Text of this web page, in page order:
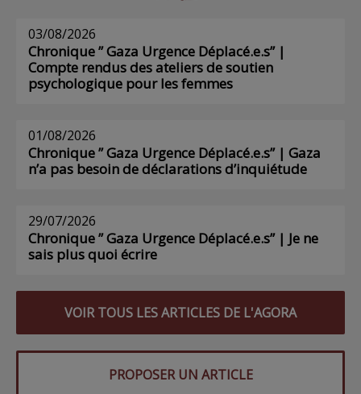
03/08/2026
Chronique ” Gaza Urgence Déplacé.e.s” |
Compte rendus des ateliers de soutien
psychologique pour les femmes
01/08/2026
Chronique ” Gaza Urgence Déplacé.e.s” | Gaza
n’a pas besoin de déclarations d’inquiétude
29/07/2026
Chronique ” Gaza Urgence Déplacé.e.s” | Je ne
sais plus quoi écrire
VOIR TOUS LES ARTICLES DE L'AGORA
PROPOSER UN ARTICLE